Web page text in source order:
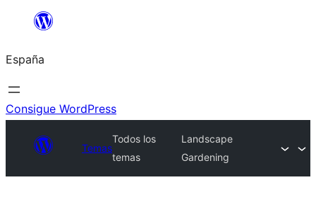
Saltar
contenido
España
Consigue WordPress
Temas
Todos los
temas
Landscape
Gardening